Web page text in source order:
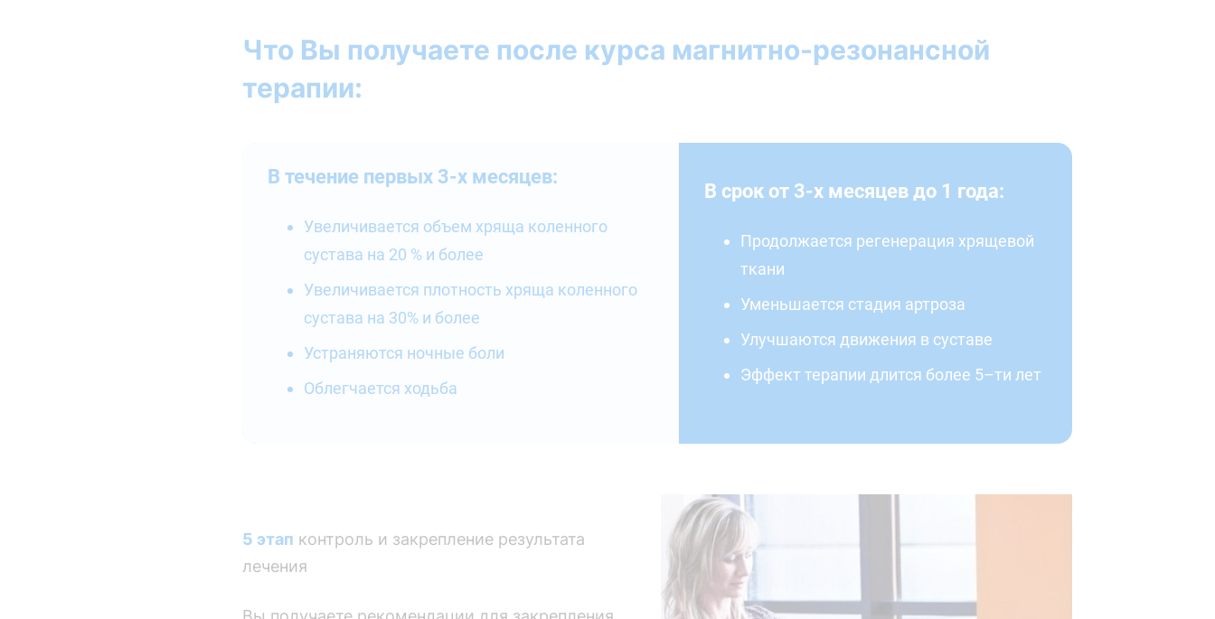
Что Вы получаете после курса магнитно-резонансной
терапии:
В срок от 3-х месяцев до 1 года:
Продолжается регенерация хрящевой
ткани
Уменьшается стадия артроза
Улучшаются движения в суставе
Эффект терапии длится более 5–ти лет
В течение первых 3-х месяцев:
Увеличивается объем хряща коленного
сустава на 20 % и более
Увеличивается плотность хряща коленного
сустава на 30% и более
Устраняются ночные боли
Облегчается ходьба
5 этап контроль и закрепление результата
лечения